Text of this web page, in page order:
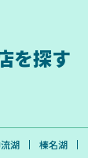
を探す
湖
榛名湖